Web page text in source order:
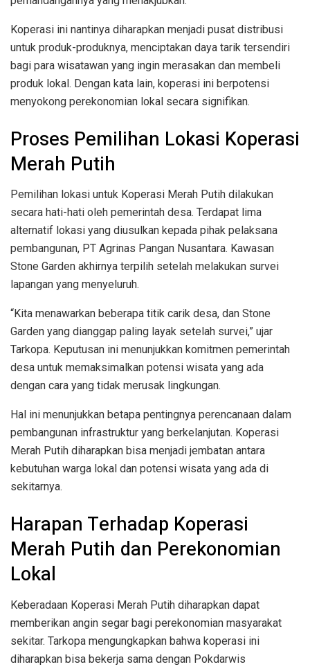
Koperasi ini nantinya diharapkan menjadi pusat distribusi
untuk produk-produknya, menciptakan daya tarik tersendiri
bagi para wisatawan yang ingin merasakan dan membeli
produk lokal. Dengan kata lain, koperasi ini berpotensi
menyokong perekonomian lokal secara signifikan.
Proses Pemilihan Lokasi Koperasi
Merah Putih
Pemilihan lokasi untuk Koperasi Merah Putih dilakukan
secara hati-hati oleh pemerintah desa. Terdapat lima
alternatif lokasi yang diusulkan kepada pihak pelaksana
pembangunan, PT Agrinas Pangan Nusantara. Kawasan
Stone Garden akhirnya terpilih setelah melakukan survei
lapangan yang menyeluruh.
“Kita menawarkan beberapa titik carik desa, dan Stone
Garden yang dianggap paling layak setelah survei,” ujar
Tarkopa. Keputusan ini menunjukkan komitmen pemerintah
desa untuk memaksimalkan potensi wisata yang ada
dengan cara yang tidak merusak lingkungan.
Hal ini menunjukkan betapa pentingnya perencanaan dalam
pembangunan infrastruktur yang berkelanjutan. Koperasi
Merah Putih diharapkan bisa menjadi jembatan antara
kebutuhan warga lokal dan potensi wisata yang ada di
sekitarnya.
Harapan Terhadap Koperasi
Merah Putih dan Perekonomian
Lokal
Keberadaan Koperasi Merah Putih diharapkan dapat
memberikan angin segar bagi perekonomian masyarakat
sekitar. Tarkopa mengungkapkan bahwa koperasi ini
diharapkan bisa bekerja sama dengan Pokdarwis